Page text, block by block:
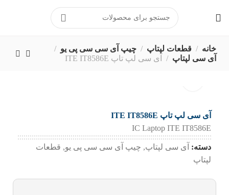
برای ارتباط مستقیم با پشتیبانی
در پیامرسان بله کلیک کنید
خانه قطعات لپتاپ
چیپ آی سی سی پی یو
آی سی لپتاپ
آی سی لپ تاپ ITE IT8586E
آی سی لپ تاپ ITE IT8586E
IC Laptop ITE IT8586E
دسته: آی سی لپتاپ, چیپ آی سی سی پی یو, قطعات
لپتاپ